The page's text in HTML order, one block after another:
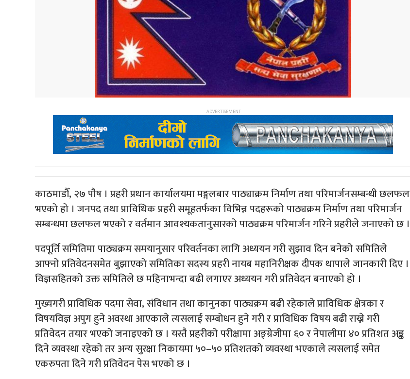
काठमाडौँ, २७ पौष । प्रहरी प्रधान कार्यालयमा मङ्गलबार पाठ्याक्रम निर्माण तथा परिमार्जनसम्बन्धी छलफल
भएको हो । जनपद तथा प्राविधिक प्रहरी समूहतर्फका विभिन्न पदहरूको पाठ्यक्रम निर्माण तथा परिमार्जन
सम्बन्धमा छलफल भएको र वर्तमान आवश्यकतानुसारको पाठ्यक्रम परिमार्जन गरिने प्रहरीले जनाएको छ ।
पदपूर्ति समितिमा पाठ्यक्रम समयानुसार परिवर्तनका लागि अध्ययन गरी सुझाव दिन बनेको समितिले
आफ्नो प्रतिवेदनसमेत बुझाएको समितिका सदस्य प्रहरी नायब महानिरीक्षक दीपक थापाले जानकारी दिए ।
विज्ञसहितको उक्त समितिले छ महिनाभन्दा बढी लगाएर अध्ययन गरी प्रतिवेदन बनाएको हो ।
मुख्यगरी प्राविधिक पदमा सेवा, संविधान तथा कानुनका पाठ्यक्रम बढी रहेकाले प्राविधिक क्षेत्रका र
विषयविज्ञ अपुग हुने अवस्था आएकाले त्यसलाई सम्बोधन हुने गरी र प्राविधिक विषय बढी राख्ने गरी
प्रतिवेदन तयार भएको जनाइएको छ । यस्तै प्रहरीको परीक्षामा अङ्ग्रेजीमा ६० र नेपालीमा ४० प्रतिशत अङ्क
दिने व्यवस्था रहेको तर अन्य सुरक्षा निकायमा ५०–५० प्रतिशतको व्यवस्था भएकाले त्यसलाई समेत
एकरुपता दिने गरी प्रतिवेदन पेस भएको छ ।